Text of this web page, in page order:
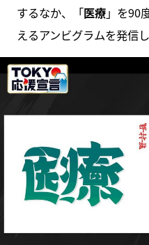
するなか、「医療」を90
えるアンビグラムを発信し